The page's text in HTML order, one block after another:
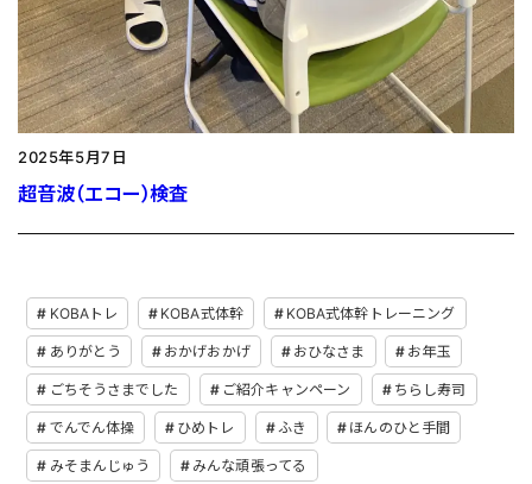
2025年5月7日
超音波（エコー）検査
KOBAトレ KOBA式体幹 KOBA式体幹トレーニング
ありがとう おかげおかげ おひなさま お年玉
ごちそうさまでした ご紹介キャンペーン ちらし寿司
でんでん体操 ひめトレ ふき ほんのひと手間
みそまんじゅう みんな頑張ってる